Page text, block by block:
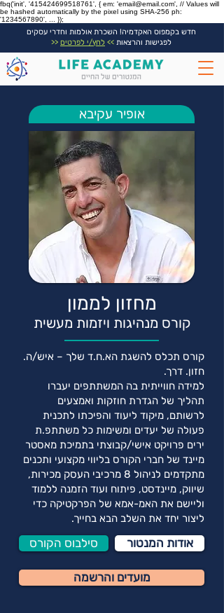
fbq('init', '415424699518761', { em: 'email@email.com', // Values will
be hashed automatically by the pixel using SHA-256 ph:
'1234567890', ... });
חדש בקמפוס האקדמיה! השכרת אולמות וחדרי עסקים
לפגישות והרצאות >> לחץ/י לפרטים <<
אופיר עקיבא
מחזון לממון
קורס מנהיגות ויזמות מעשית
קורס תכלס להשגת הא.ח.ד שלך – איש/ה.
חזון. דרך.
למידה חווייתית בה המשתתפים יעברו
תהליך של הגדרת חוזקות ואמצעים
לרשותם, מיקוד ליעוד והפיכתו לתכנית
פעולה של יעדים ומשימות כל משתתפ.ת
ירים פרויקט אישי/קבוצתי בתמיכת מאסטר
מיינד של חברי הקורס בליווי מקצועי ותכנים
מתקדמים לניהול 8 מרכיבי העסק מכירות,
שיווק, מיינדסט, פיתוח ועוד הזמנה ללמוד
וליישם את האמ-אמא של הפרקטיקה כדי
ליצור יחד את השלב הבא בחייך.
סילבוס הקורס אודות המנטור
מועדים והרשמה